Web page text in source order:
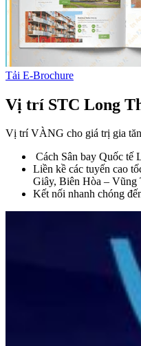
Tải E-Brochure
Vị trí STC Long
Vị trí VÀNG cho giá trị gia
Cách Sân bay Quốc tế
Liền kề các tuyến cao
Giây, Biên Hòa –
Kết nối nhanh chóng